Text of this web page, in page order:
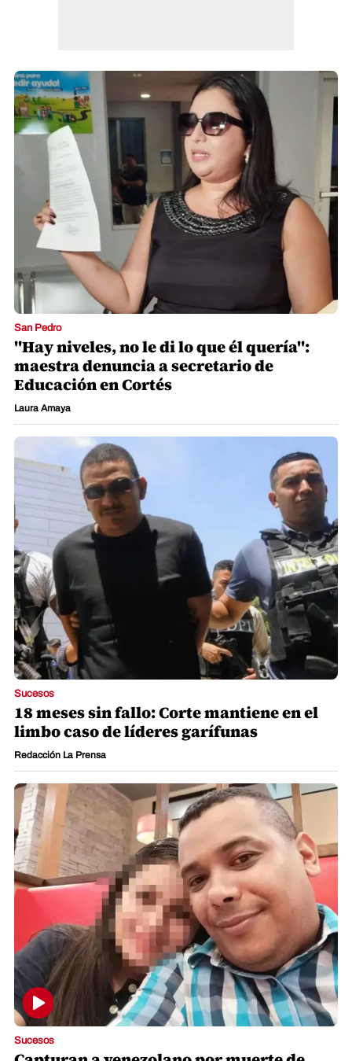
San Pedro
"Hay niveles, no le di lo que él quería":
maestra denuncia a secretario de
Educación en Cortés
Laura Amaya
Sucesos
18 meses sin fallo: Corte mantiene en el
limbo caso de líderes garífunas
Redacción La Prensa
Sucesos